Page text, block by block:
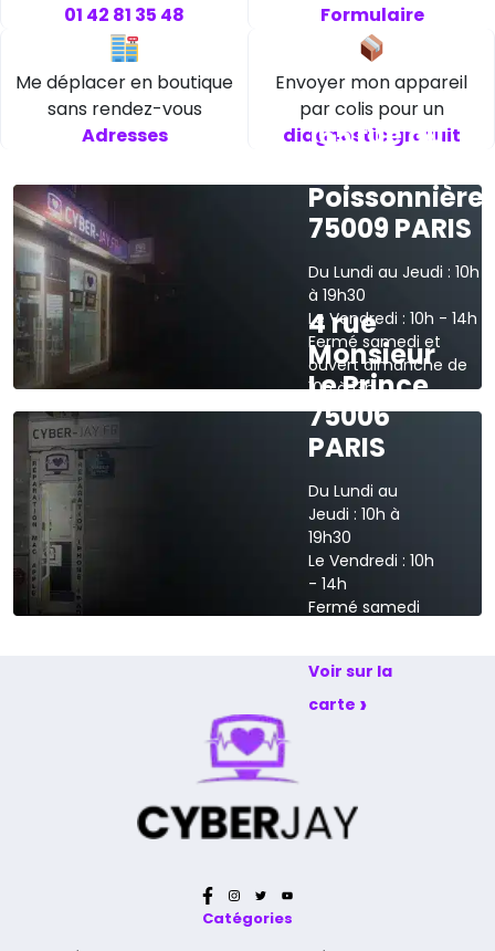
01 42 81 35 48
Formulaire
Me déplacer en boutique
sans rendez-vous
Adresses
Envoyer mon appareil
par colis pour un
diagnostic gratuit
165 rue du
Poissonnière
75009 PARIS
Du Lundi au Jeudi : 10h
à 19h30
Le Vendredi : 10h - 14h
Fermé samedi et
ouvert dimanche de
10h à 13h
Voir sur la carte
4 rue
Monsieur
Le Prince
75006
PARIS
Du Lundi au
Jeudi : 10h à
19h30
Le Vendredi : 10h
- 14h
Fermé samedi
Voir sur la
carte ›
Catégories